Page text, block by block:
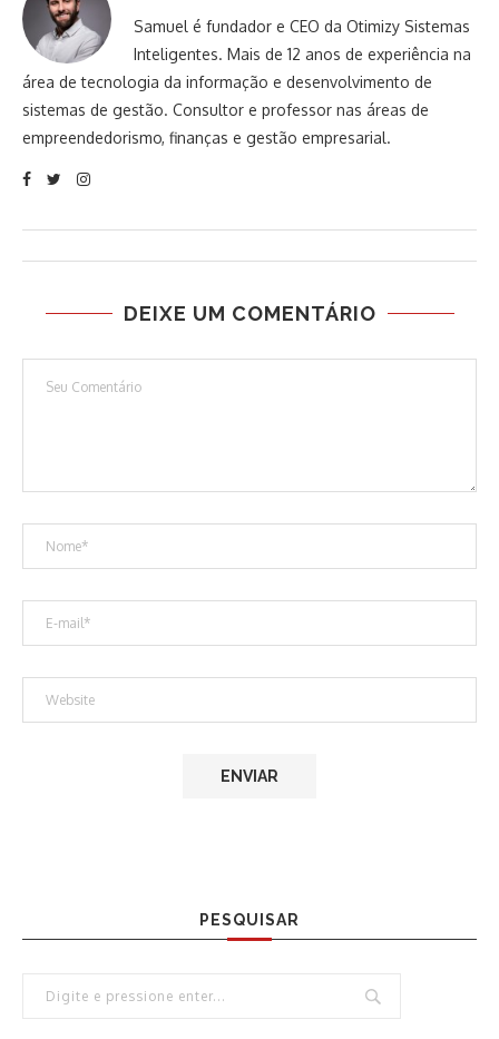
Samuel é fundador e CEO da Otimizy Sistemas
Inteligentes. Mais de 12 anos de experiência na
área de tecnologia da informação e desenvolvimento de
sistemas de gestão. Consultor e professor nas áreas de
empreendedorismo, finanças e gestão empresarial.
DEIXE UM COMENTÁRIO
PESQUISAR